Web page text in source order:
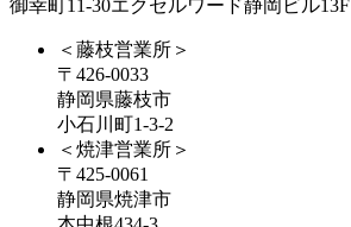
御幸町11-30エクセルワード静岡ビル13F
＜藤枝営業所＞
〒426-0033
静岡県藤枝市
小石川町1-3-2
＜焼津営業所＞
〒425-0061
静岡県焼津市